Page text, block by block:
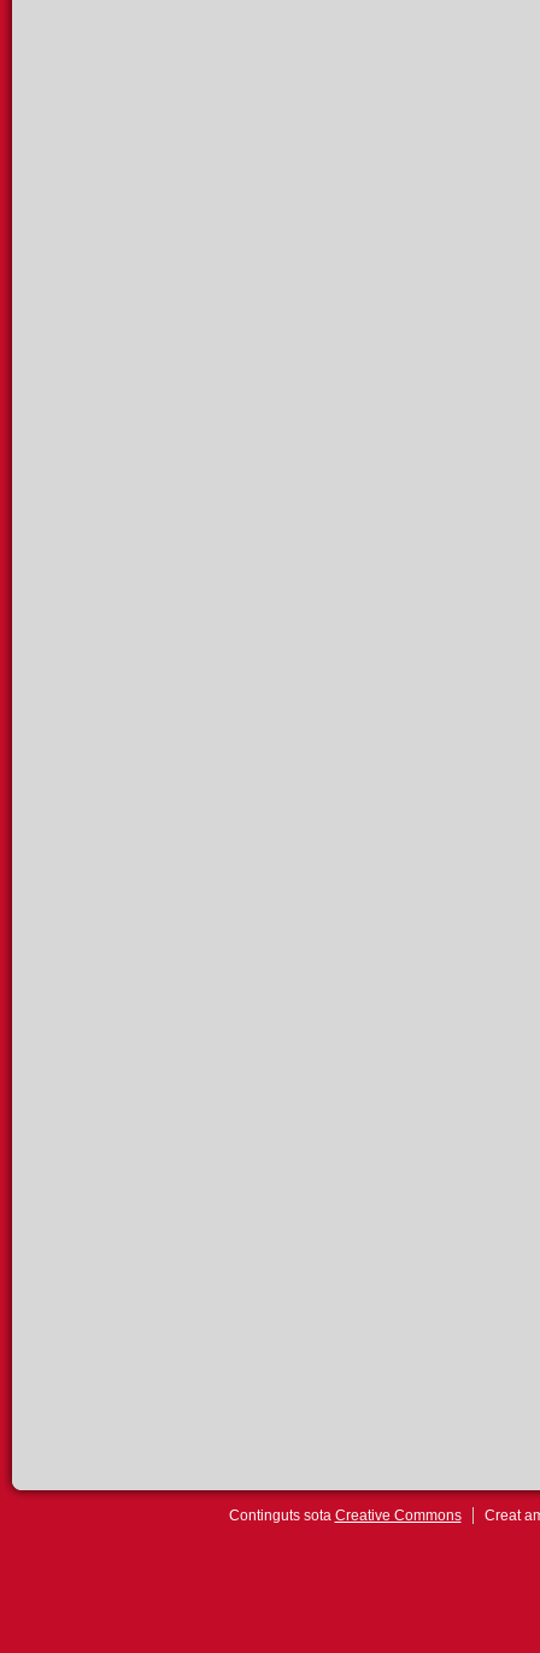
Continguts sota Creative Commons Creat